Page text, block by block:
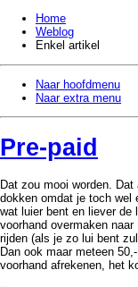
Home
Weblog
Enkel artikel
Naar hoofdmenu
Naar extra menu
Pre-paid
Dat zou mooi worden.
dokken omdat je toch wel
wat luier bent en liever de
voorhand overmaken
rijden (als je zo lui bent
Dan ook maar meteen
voorhand afrekenen, het